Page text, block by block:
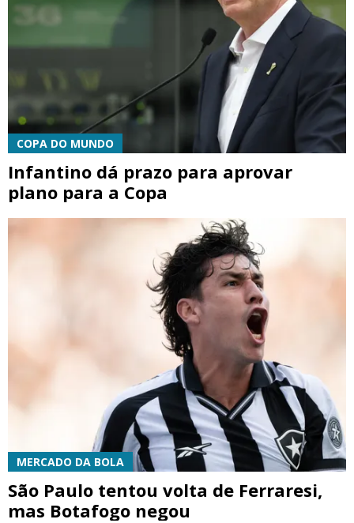
COPA DO MUNDO
Infantino dá prazo para aprovar
plano para a Copa
MERCADO DA BOLA
São Paulo tentou volta de Ferraresi,
mas Botafogo negou